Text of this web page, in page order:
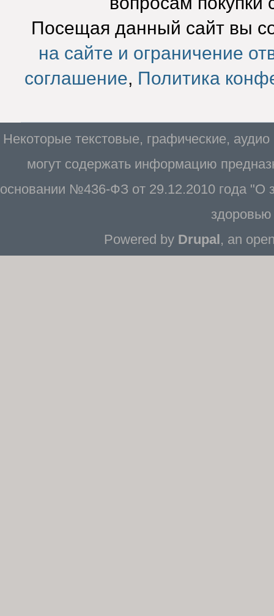
Посещая данный сайт вы
на сайте и ограничение
соглашение, Политика
Некоторые текстовые, графические,
могут содержать информацию
основании №436-ФЗ от 29.12.2010 года "О
Powered by Drupal, an